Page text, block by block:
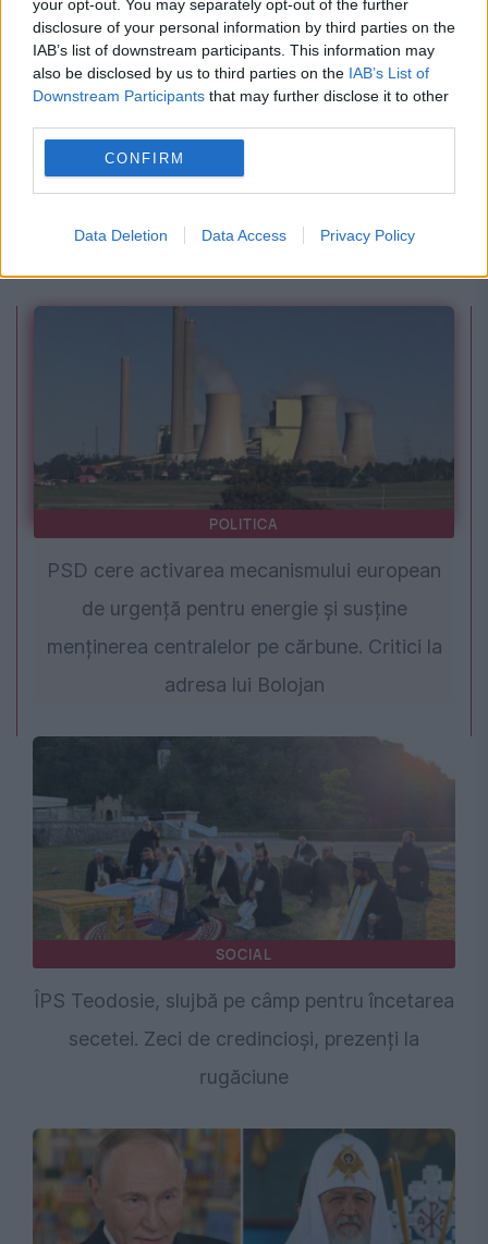
your opt-out. You may separately opt-out of the further
disclosure of your personal information by third parties on the
IAB’s list of downstream participants. This information may
also be disclosed by us to third parties on the IAB’s List of
Downstream Participants that may further disclose it to other
CONFIRM
Data Deletion Data Access Privacy Policy
SOCIAL
POLITICA
PSD cere activarea mecanismului european
de urgență pentru energie și susține
menținerea centralelor pe cărbune. Critici la
adresa lui Bolojan
SOCIAL
ÎPS Teodosie, slujbă pe câmp pentru încetarea
secetei. Zeci de credincioși, prezenți la
rugăciune